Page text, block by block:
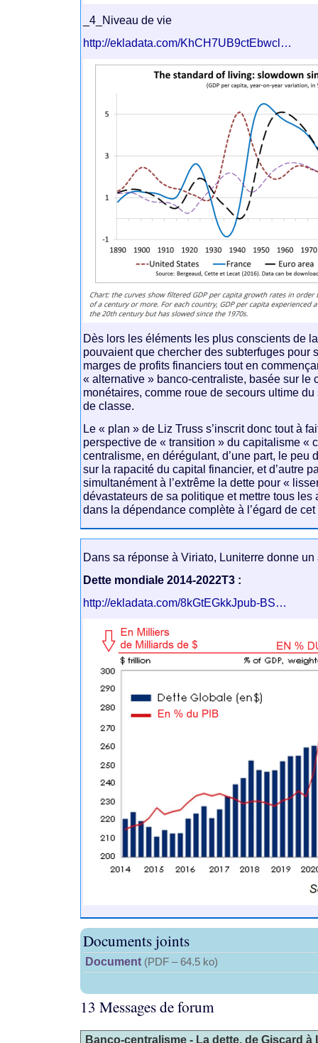
_4_Niveau de vie
http://ekladata.com/KhCH7UB9ctEbwcl…
Dès lors les éléments les plus conscients de
pouvaient que chercher des subterfuges pour
marges de profits financiers tout en
« alternative » banco-centraliste, basée sur le
monétaires, comme roue de secours ultime
de classe.
Le « plan » de Liz Truss s’inscrit donc tout à
perspective de « transition » du capitalisme «
centralisme, en dérégulant, d’une part, le peu
sur la rapacité du capital financier, et d’autre
simultanément à l’extrême la dette pour «
dévastateurs de sa politique et mettre tous les
dans la dépendance complète à l’égard de
Dans sa réponse à Viriato, Luniterre donne
Dette mondiale 2014-2022T3 :
http://ekladata.com/8kGtEGkkJpub-BS…
Documents joints
Document (PDF – 64.5 ko)
13 Messages de forum
Banco-centralisme - La dette, de Giscard à